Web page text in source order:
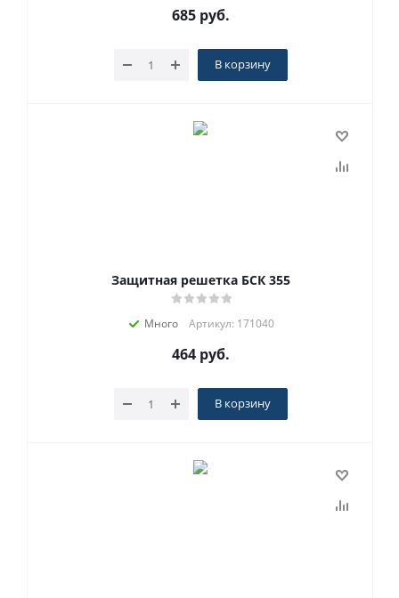
685руб.
В корзину
Защитная решетка БСК 355
Много Артикул: 171040
464руб.
В корзину